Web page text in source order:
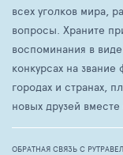
всех уголков мира,
вопросы. Храните
воспоминания в
конкурсах на
городах и странах,
новых друзей
ОБРАТНАЯ СВЯЗЬ С